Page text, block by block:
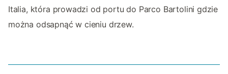
Italia, która prowadzi od portu do Parco Bartolini gdzie
można odsapnąć w cieniu drzew.